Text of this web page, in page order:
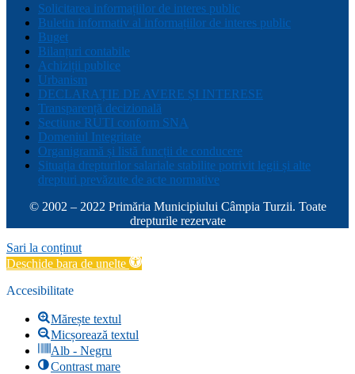
Solicitarea informațiilor de interes public
Buletin informativ al informațiilor de interes public
Buget
Bilanțuri contabile
Achiziții publice
Urbanism
DECLARAȚIE DE AVERE ȘI INTERESE
Transparență decizională
Sectiune RUTI conform SNA
Domeniul Integritate
Organigramă și listă funcții de conducere
Situația drepturilor salariale stabilite potrivit legii și alte
drepturi prevăzute de acte normative
© 2002 – 2022 Primăria Municipiului Câmpia Turzii. Toate
drepturile rezervate
Sari la conținut
Deschide bara de unelte
Accesibilitate
Mărește textul
Micșorează textul
Alb - Negru
Contrast mare